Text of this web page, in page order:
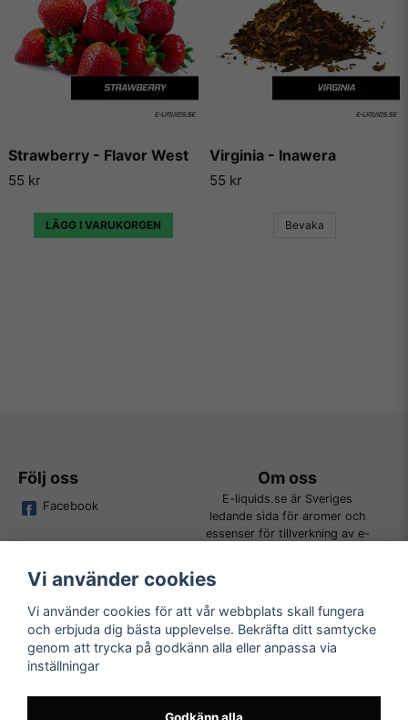
Strawberry - Flavor West
55 kr
LÄGG I VARUKORGEN
Virginia - Inawera
55 kr
Bevaka
Följ oss
Facebook
Om oss
E-liquids.se är Sveriges
ledande sida för aromer och
essenser för tillverkning av e-
Kundtjänst
Tveka inte att kontakta oss på
order@e-liquids.se om du har
några frågor, funderingar eller
önskemål om produkter!
Läs mer
Vi använder cookies
Vi använder cookies för att vår webbplats skall fungera
och erbjuda dig bästa upplevelse. Bekräfta ditt samtycke
genom att trycka på godkänn alla eller anpassa via
inställningar
Godkänn alla